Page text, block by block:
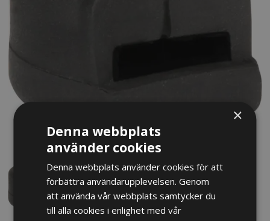
×
Denna webbplats
använder cookies
Denna webbplats använder cookies för att
förbättra användarupplevelsen. Genom
att använda vår webbplats samtycker du
till alla cookies i enlighet med vår